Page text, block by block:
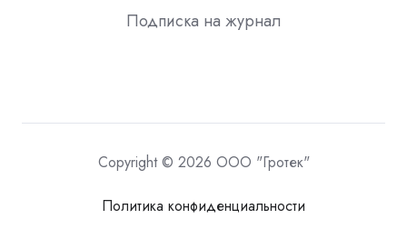
Подписка на журнал
Copyright © 2026 ООО "Гротек"
Политика конфиденциальности